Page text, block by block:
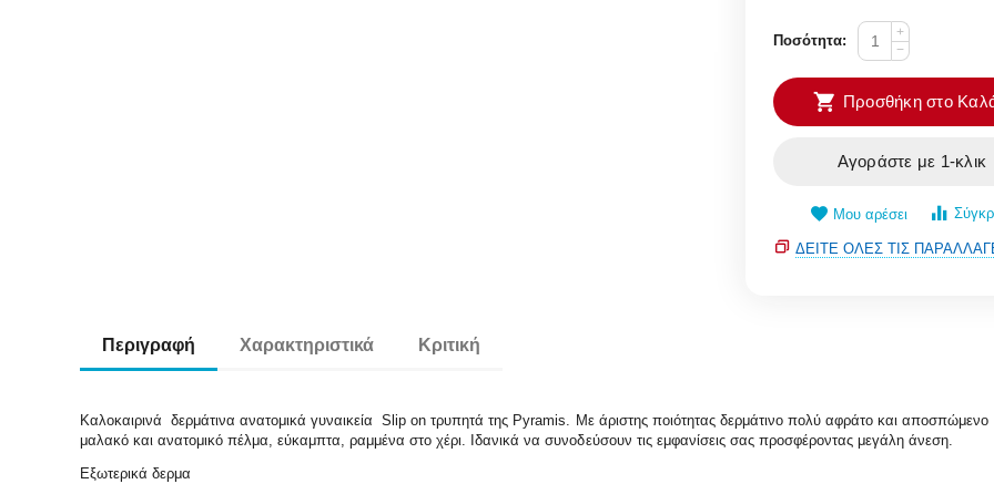
Ποσότητα:
+
−
Προσθήκη στο
Αγοράστε με 1-κλικ
Μου αρέσει
ΔΕΊΤΕ ΌΛΕΣ ΤΙΣ
Περιγραφή Χαρακτηριστικά Κριτική
Καλοκαιρινά δερμάτινα ανατομικά γυναικεία Slip on τρυπητά της Pyramis. Με άριστης ποιότητας δερμάτινο πολύ αφράτο και
μαλακό και ανατομικό πέλμα, εύκαμπτα, ραμμένα στο χέρι. Ιδανικά να συνοδεύσουν τις εμφανίσεις σας προσφέροντας μεγάλη άνεση.
Εξωτερικά δερμα